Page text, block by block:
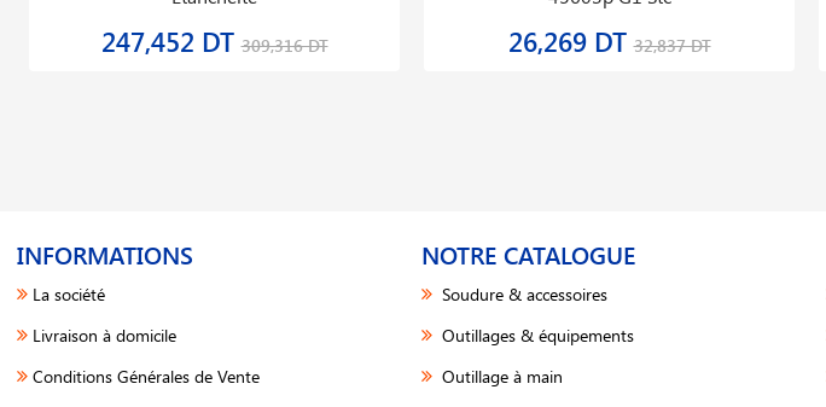
247,452 DT309,316 DT 26,269 DT32,837 DT
INFORMATIONS
La société
Livraison à domicile
Conditions Générales de Vente
NOTRE CATALOGUE
Soudure & accessoires
Outillages & équipements
Outillage à main